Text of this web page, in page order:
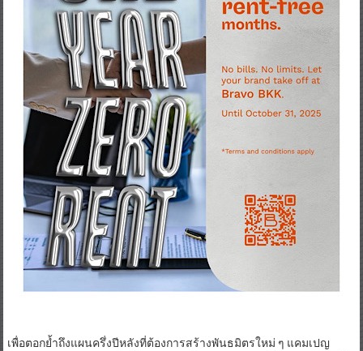
เพื่อตอกย้ำถึงแผนครึ่งปีหลังที่ต้องการสร้างพันธมิตรใหม่ ๆ แคมเปญ